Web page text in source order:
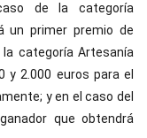
de la categoría
un primer premio de
categoría Artesanía
y 2.000 euros para el
y en el caso del
que obtendrá